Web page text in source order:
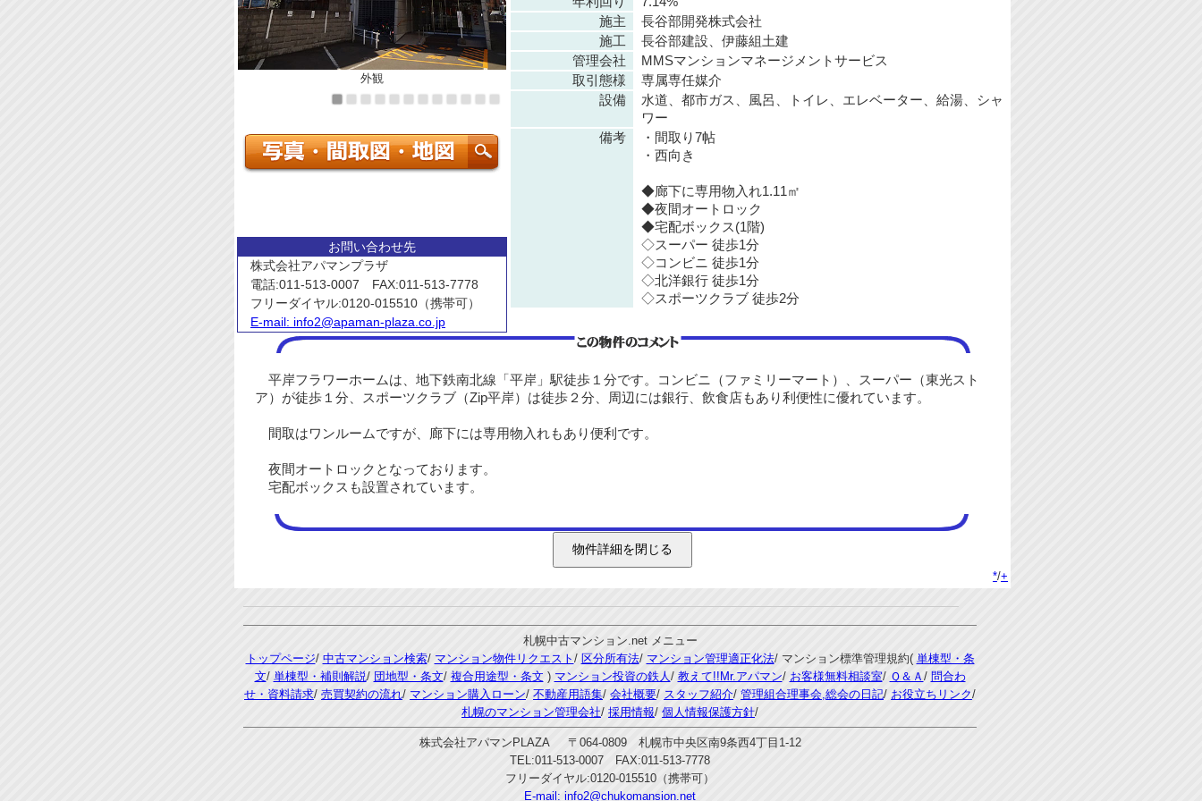
外観
お問い合わせ先
株式会社アパマンプラザ
電話:011-513-0007 FAX:011-513-7778
フリーダイヤル:0120-015510（携帯可）
E-mail: info2@apaman-plaza.co.jp
施主
長谷部開発株式会社
施工
長谷部建設、伊藤組土建
管理会社
MMSマンションマネージメントサービス
取引態様
専属専任媒介
設備
水道、都市ガス、風呂、トイレ、エレベーター、給湯、シャ
ワー
備考
・間取り7帖
・西向き
◆廊下に専用物入れ1.11㎡
◆夜間オートロック
◆宅配ボックス(1階)
◇スーパー 徒歩1分
◇コンビニ 徒歩1分
◇北洋銀行 徒歩1分
◇スポーツクラブ 徒歩2分
平岸フラワーホームは、地下鉄南北線「平岸」駅徒歩１分です。コンビニ（ファミリーマート）、スーパー（東光スト
ア）が徒歩１分、スポーツクラブ（Zip平岸）は徒歩２分、周辺には銀行、飲食店もあり利便性に優れています。
間取はワンルームですが、廊下には専用物入れもあり便利です。
夜間オートロックとなっております。
宅配ボックスも設置されています。
*/+
札幌中古マンション.net メニュー
トップページ/ 中古マンション検索/ マンション物件リクエスト / 区分所有法/ マンション管理適正化法/ マンション標準管理規約( 単棟型・条
文/ 単棟型・補則解説/ 団地型・条文/ 複合用途型・条文 ) マンション投資の鉄人 / 教えて!!Mr.アパマン/ お客様無料相談室/ Ｑ＆Ａ / 問合わ
せ・資料請求/ 売買契約の流れ/ マンション購入ローン/ 不動産用語集/ 会社概要/ スタッフ紹介/ 管理組合理事会,総会の日記/ お役立ちリンク/
札幌のマンション管理会社/ 採用情報/ 個人情報保護方針/
株式会社アパマンPLAZA 〒064-0809 札幌市中央区南9条西4丁目1-12
TEL:011-513-0007 FAX:011-513-7778
フリーダイヤル:0120-015510（携帯可）
E-mail: info2@chukomansion.net